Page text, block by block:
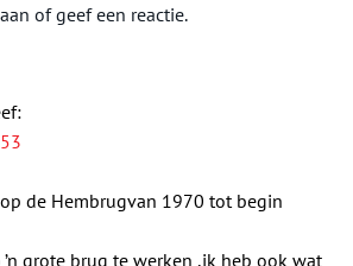
of geef een reactie.
de Hembrugvan 1970 tot begin
grote brug te werken ,ik heb ook wat